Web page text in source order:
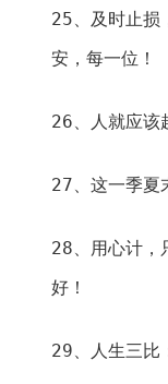
25、及时止损
安，每一位！
26、人就应该
27、这一季夏
28、用心计，
好！
29、人生三比